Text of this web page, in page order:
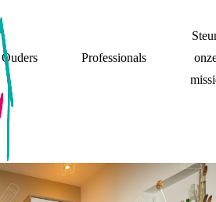
Ouders Professionals